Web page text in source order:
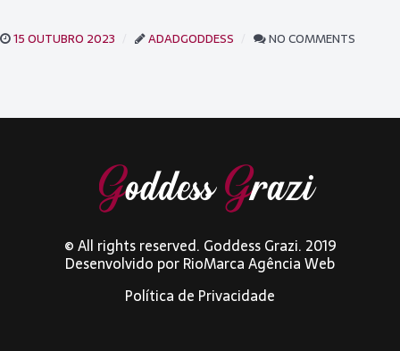
15 OUTUBRO 2023 ADADGODDESS NO COMMENTS
© All rights reserved. Goddess Grazi. 2019
Desenvolvido porRioMarca Agência Web
Política de Privacidade